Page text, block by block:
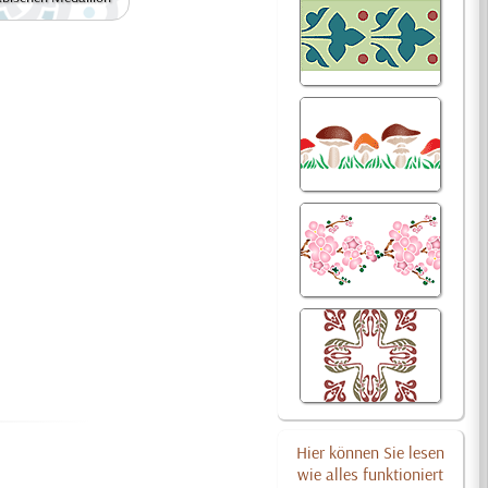
Hier können Sie lesen
wie alles funktioniert